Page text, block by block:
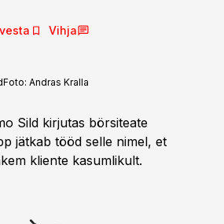
Vihja
Foto: Andras Kralla
Sild kirjutas börsiteate
jätkab tööd selle nimel, et
kliente kasumlikult.